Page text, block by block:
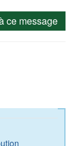
ce message